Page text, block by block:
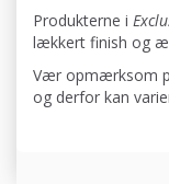
Produkterne i
lækkert finish og
Vær opmærksom
og derfor kan